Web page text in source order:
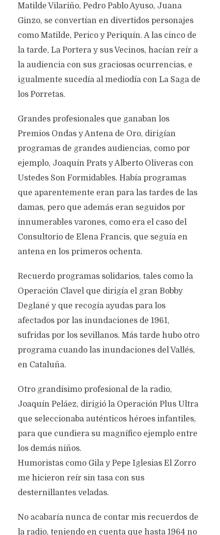
CRECIMOS CON LA
RADIO
Texto original de
7 Minutos en leer
Matilde Vilariño, Pedro Pablo Ayuso, Juana
Ginzo, se convertían en divertidos personajes
como Matilde, Perico y Periquín. A las cinco de
la tarde, La Portera y sus Vecinos, hacían reír a
la audiencia con sus graciosas ocurrencias, e
igualmente sucedía al mediodía con La Saga de
los Porretas.
Grandes profesionales que ganaban los
Premios Ondas y Antena de Oro, dirigían
programas de grandes audiencias, como por
ejemplo, Joaquín Prats y Alberto Oliveras con
Ustedes Son Formidables. Había programas
que aparentemente eran para las tardes de las
damas, pero que además eran seguidos por
innumerables varones, como era el caso del
Consultorio de Elena Francis, que seguía en
antena en los primeros ochenta.
Recuerdo programas solidarios, tales como la
Operación Clavel que dirigía el gran Bobby
Deglané y que recogía ayudas para los
afectados por las inundaciones de 1961,
sufridas por los sevillanos. Más tarde hubo otro
programa cuando las inundaciones del Vallés,
en Cataluña.
Otro grandísimo profesional de la radio,
Joaquín Peláez, dirigió la Operación Plus Ultra
que seleccionaba auténticos héroes infantiles,
para que cundiera su magnífico ejemplo entre
los demás niños.
Humoristas como Gila y Pepe Iglesias El Zorro
me hicieron reír sin tasa con sus
desternillantes veladas.
No acabaría nunca de contar mis recuerdos de
la radio, teniendo en cuenta que hasta 1964 no